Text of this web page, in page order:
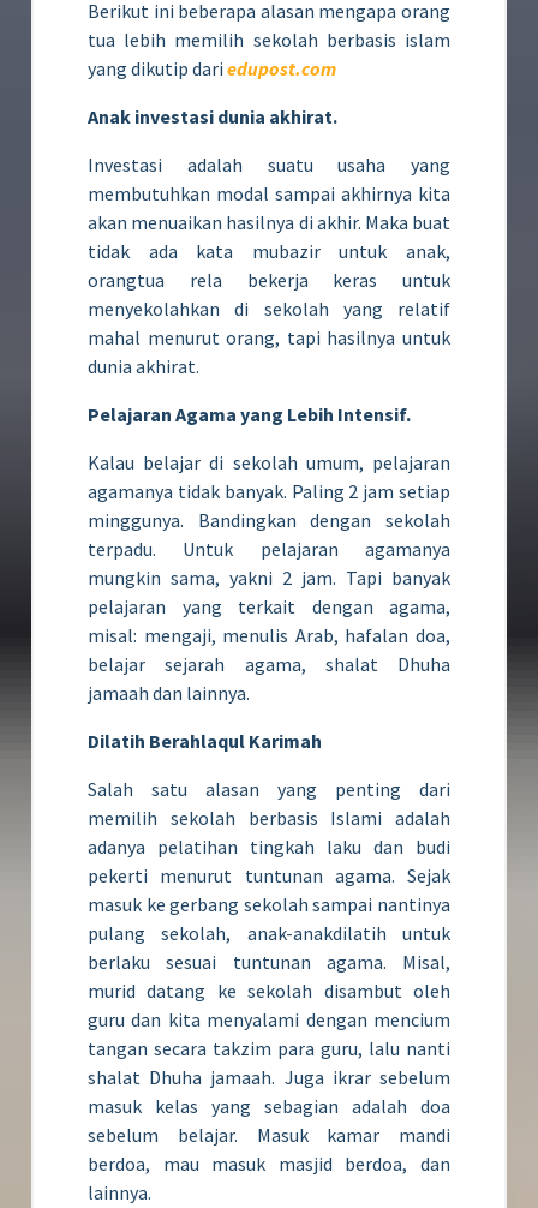
Berikut ini beberapa alasan mengapa orang
tua lebih memilih sekolah berbasis islam
yang dikutip dari edupost.com
Anak investasi dunia akhirat.
Investasi adalah suatu usaha yang
membutuhkan modal sampai akhirnya kita
akan menuaikan hasilnya di akhir. Maka buat
tidak ada kata mubazir untuk anak,
orangtua rela bekerja keras untuk
menyekolahkan di sekolah yang relatif
mahal menurut orang, tapi hasilnya untuk
dunia akhirat.
Pelajaran Agama yang Lebih Intensif.
Kalau belajar di sekolah umum, pelajaran
agamanya tidak banyak. Paling 2 jam setiap
minggunya. Bandingkan dengan sekolah
terpadu. Untuk pelajaran agamanya
mungkin sama, yakni 2 jam. Tapi banyak
pelajaran yang terkait dengan agama,
misal: mengaji, menulis Arab, hafalan doa,
belajar sejarah agama, shalat Dhuha
jamaah dan lainnya.
Dilatih Berahlaqul Karimah
Salah satu alasan yang penting dari
memilih sekolah berbasis Islami adalah
adanya pelatihan tingkah laku dan budi
pekerti menurut tuntunan agama. Sejak
masuk ke gerbang sekolah sampai nantinya
pulang sekolah, anak-anakdilatih untuk
berlaku sesuai tuntunan agama. Misal,
murid datang ke sekolah disambut oleh
guru dan kita menyalami dengan mencium
tangan secara takzim para guru, lalu nanti
shalat Dhuha jamaah. Juga ikrar sebelum
masuk kelas yang sebagian adalah doa
sebelum belajar. Masuk kamar mandi
berdoa, mau masuk masjid berdoa, dan
lainnya.